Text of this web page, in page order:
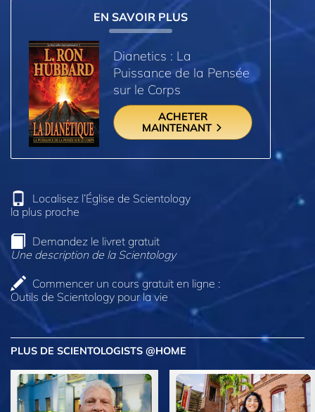
EN SAVOIR PLUS
Dianetics : La
Puissance de la Pensée
sur le Corps
ACHETER
MAINTENANT
Localisez l’Église de Scientology
la plus proche
Demandez le livret gratuit
Une description de la Scientology
Commencer un cours gratuit en ligne :
Outils de Scientology pour la vie
PLUS DE SCIENTOLOGISTS @HOME